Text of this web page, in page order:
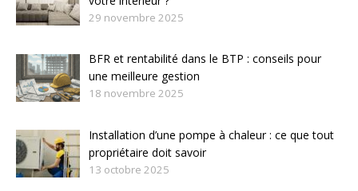
29 novembre 2025
BFR et rentabilité dans le BTP : conseils pour
une meilleure gestion
18 novembre 2025
Installation d’une pompe à chaleur : ce que tout
propriétaire doit savoir
13 octobre 2025